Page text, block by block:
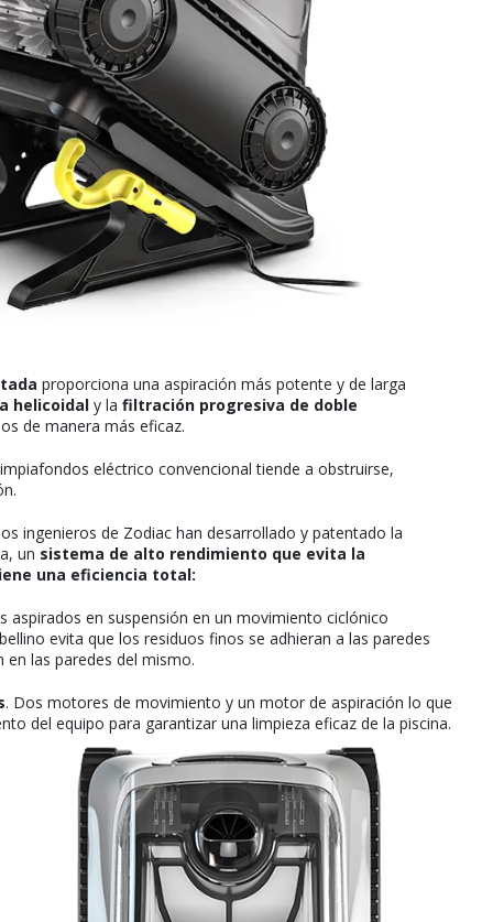
proporciona una aspiración más potente y de larga
helicoidal y la filtración progresiva de doble
de manera más eficaz.
eléctrico convencional tiende a obstruirse,
ingenieros de Zodiac han desarrollado y patentado la
un sistema de alto rendimiento que evita la
una eficiencia total:
aspirados en suspensión en un movimiento ciclónico
evita que los residuos finos se adhieran a las paredes
las paredes del mismo.
. Dos motores de movimiento y un motor de aspiración lo que
del equipo para garantizar una limpieza eficaz de la piscina.